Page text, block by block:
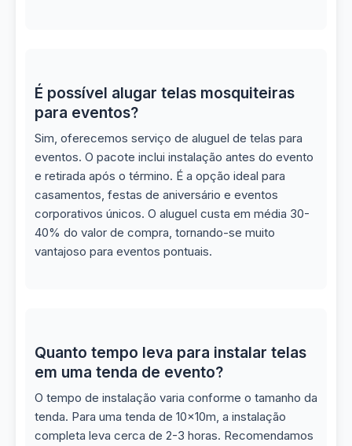
É possível alugar telas mosquiteiras
para eventos?
Sim, oferecemos serviço de aluguel de telas para
eventos. O pacote inclui instalação antes do evento
e retirada após o término. É a opção ideal para
casamentos, festas de aniversário e eventos
corporativos únicos. O aluguel custa em média 30-
40% do valor de compra, tornando-se muito
vantajoso para eventos pontuais.
Quanto tempo leva para instalar telas
em uma tenda de evento?
O tempo de instalação varia conforme o tamanho da
tenda. Para uma tenda de 10x10m, a instalação
completa leva cerca de 2-3 horas. Recomendamos